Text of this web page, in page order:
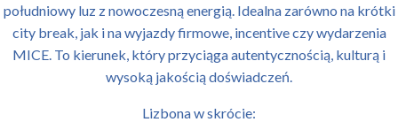
południowy luz z nowoczesną energią. Idealna zarówno na krótki
city break, jak i na wyjazdy firmowe, incentive czy wydarzenia
MICE. To kierunek, który przyciąga autentycznością, kulturą i
wysoką jakością doświadczeń.
Lizbona w skrócie: